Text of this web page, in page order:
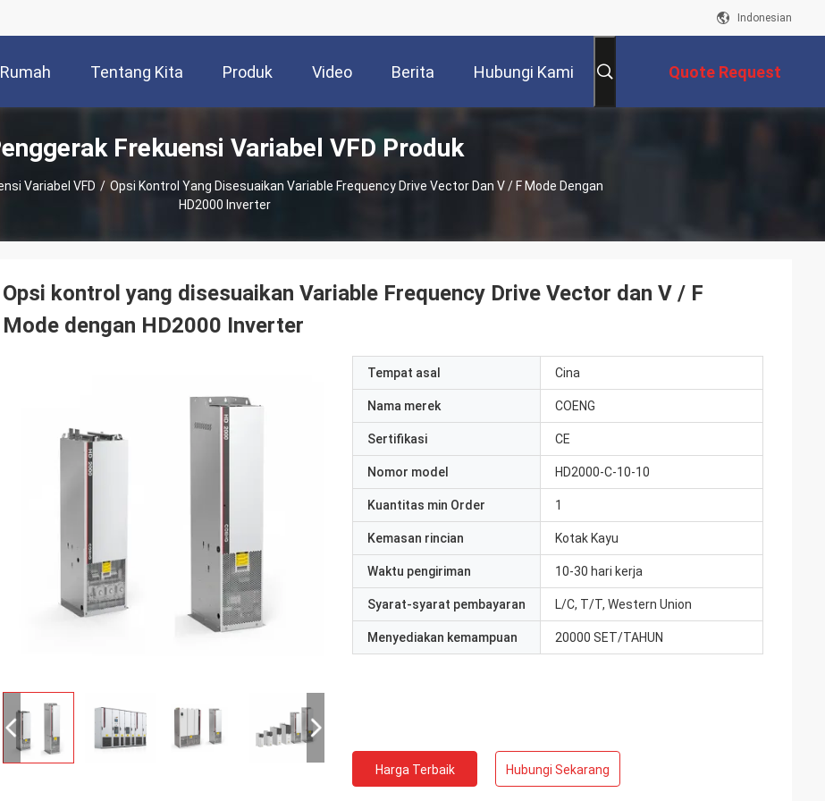
Indonesian
Rumah Tentang Kita Produk Video Berita Hubungi Kami Quote Request
Frekuensi Variabel VFD Produk
Variabel VFD / Opsi Kontrol Yang Disesuaikan Variable Frequency Drive Vector Dan V / F Mode Dengan
HD2000 Inverter
Opsi kontrol yang disesuaikan Variable Frequency Drive Vector dan V / F
Mode dengan HD2000 Inverter
Tempat asal Cina
Nama merek COENG
Sertifikasi CE
Nomor model HD2000-C-10-10
Kuantitas min Order 1
Kemasan rincian Kotak Kayu
Waktu pengiriman 10-30 hari kerja
Syarat-syarat pembayaran L/C, T/T, Western Union
Menyediakan kemampuan 20000 SET/TAHUN
Harga Terbaik Hubungi Sekarang